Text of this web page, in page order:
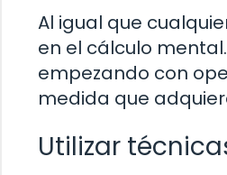
Al igual que
en el cálculo
empezando con
medida que
Utilizar